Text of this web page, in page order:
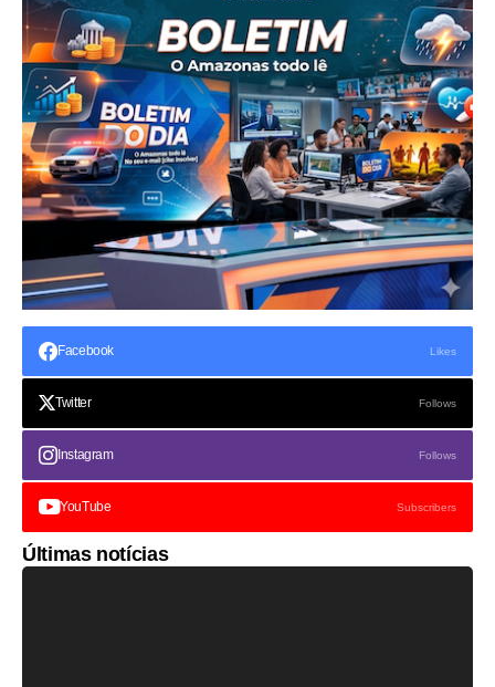
Facebook Likes
Twitter Follows
Instagram Follows
YouTube Subscribers
Últimas notícias